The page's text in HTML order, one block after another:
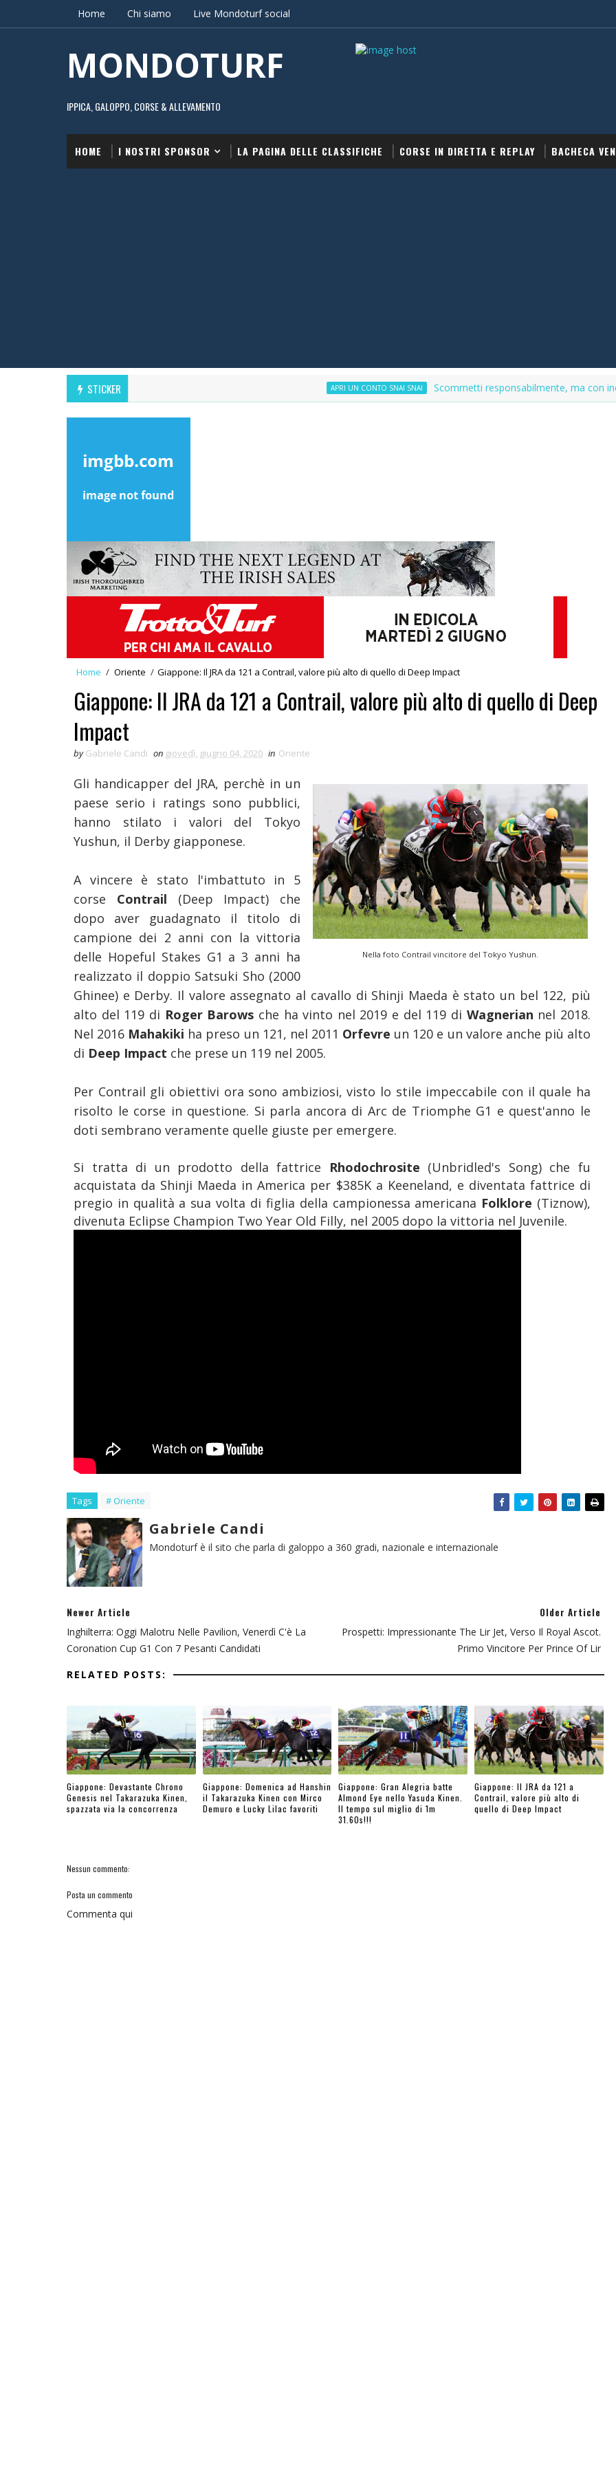
Home Chi siamo Live Mondoturf social
MONDOTURF
IPPICA, GALOPPO, CORSE & ALLEVAMENTO
HOME I NOSTRI SPONSOR LA PAGINA DELLE CLASSIFICHE CORSE IN DIRETTA E REPLAY BACHECA
STICKER APRI UN CONTO SNAI SNAI Scommetti responsabilmente, ma con incentivi
Home / Oriente / Giappone: Il JRA da 121 a Contrail, valore più alto di quello di Deep Impact
Giappone: Il JRA da 121 a Contrail, valore più alto di quello di Deep
Impact
by Gabriele Candi on giovedì, giugno 04, 2020 in Oriente
Nella foto Contrail vincitore del Tokyo Yushun.
Gli handicapper del JRA, perchè in un
paese serio i ratings sono pubblici,
hanno stilato i valori del Tokyo
Yushun, il Derby giapponese.
A vincere è stato l'imbattuto in 5
corse Contrail (Deep Impact) che
dopo aver guadagnato il titolo di
campione dei 2 anni con la vittoria
delle Hopeful Stakes G1 a 3 anni ha
realizzato il doppio Satsuki Sho (2000
Ghinee) e Derby. Il valore assegnato al cavallo di Shinji Maeda è stato un bel 122, più
alto del 119 di Roger Barows che ha vinto nel 2019 e del 119 di Wagnerian nel 2018.
Nel 2016 Mahakiki ha preso un 121, nel 2011 Orfevre un 120 e un valore anche più alto
di Deep Impact che prese un 119 nel 2005.
Per Contrail gli obiettivi ora sono ambiziosi, visto lo stile impeccabile con il quale ha
risolto le corse in questione. Si parla ancora di Arc de Triomphe G1 e quest'anno le
doti sembrano veramente quelle giuste per emergere.
Si tratta di un prodotto della fattrice Rhodochrosite (Unbridled's Song) che fu
acquistata da Shinji Maeda in America per $385K a Keeneland, e diventata fattrice di
pregio in qualità a sua volta di figlia della campionessa americana Folklore (Tiznow),
divenuta Eclipse Champion Two Year Old Filly, nel 2005 dopo la vittoria nel Juvenile.
Tags # Oriente
Gabriele Candi
Mondoturf è il sito che parla di galoppo a 360 gradi, nazionale e internazionale
Newer Article
Inghilterra: Oggi Malotru Nelle Pavilion, Venerdì C'è La
Coronation Cup G1 Con 7 Pesanti Candidati
Older Article
Prospetti: Impressionante The Lir Jet, Verso Il Royal Ascot.
Primo Vincitore Per Prince Of Lir
RELATED POSTS:
Giappone: Devastante Chrono
Genesis nel Takarazuka Kinen,
spazzata via la concorrenza
Giappone: Domenica ad Hanshin
il Takarazuka Kinen con Mirco
Demuro e Lucky Lilac favoriti
Giappone: Gran Alegria batte
Almond Eye nello Yasuda Kinen.
Il tempo sul miglio di 1m
31.60s!!!
Giappone: Il JRA da 121 a
Contrail, valore più alto di
quello di Deep Impact
Nessun commento:
Posta un commento
Commenta qui